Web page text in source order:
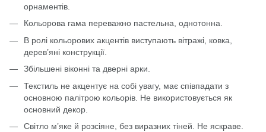
орнаментів.
Кольорова гама переважно пастельна, однотонна.
В ролі кольорових акцентів виступають вітражі, ковка,
дерев’яні конструкції.
Збільшені віконні та дверні арки.
Текстиль не акцентує на собі увагу, має співпадати з
основною палітрою кольорів. Не використовується як
основний декор.
Світло м’яке й розсіяне, без виразних тіней. Не яскраве.